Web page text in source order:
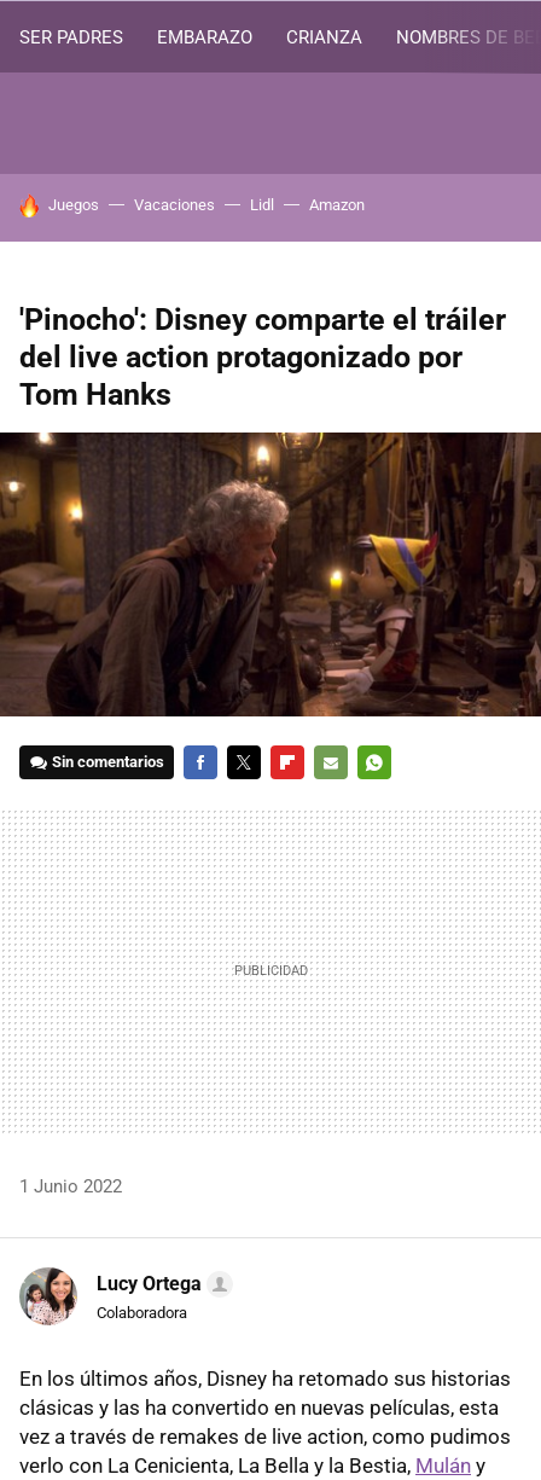
SER PADRES EMBARAZO CRIANZA NOMBRES DE
HOY SE HABLA DE
Juegos Vacaciones Lidl Amazon
'Pinocho': Disney comparte el tráiler
del live action protagonizado por
Tom Hanks
Sin comentarios
MAIL
1 Junio 2022
Lucy Ortega
Colaboradora
En los últimos años, Disney ha retomado sus historias
clásicas y las ha convertido en nuevas películas, esta
vez a través de remakes de live action, como pudimos
verlo con La Cenicienta, La Bella y la Bestia, Mulán y